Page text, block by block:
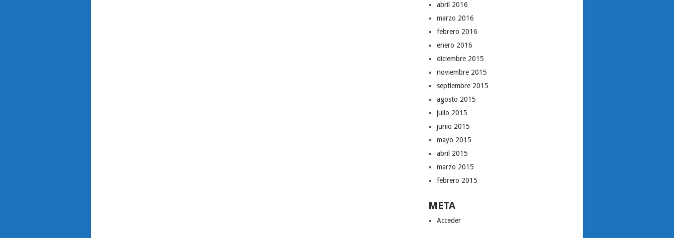
abril 2016
marzo 2016
febrero 2016
enero 2016
diciembre 2015
noviembre 2015
septiembre 2015
agosto 2015
julio 2015
junio 2015
mayo 2015
abril 2015
marzo 2015
febrero 2015
META
Acceder